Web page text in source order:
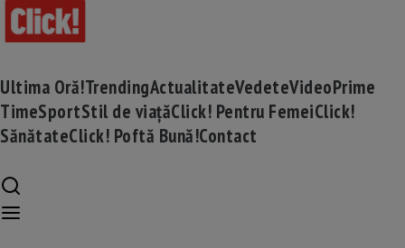
Ultima Oră!TrendingActualitateVedeteVideoPrime
TimeSportStil de viațăClick! Pentru FemeiClick!
SănătateClick! Poftă Bună!Contact